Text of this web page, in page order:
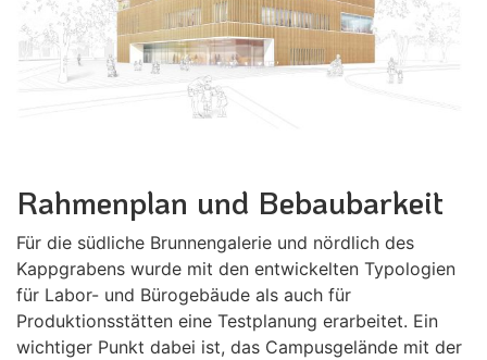
Rahmenplan und Bebaubarkeit
Für die südliche Brunnengalerie und nördlich des
Kappgrabens wurde mit den entwickelten Typologien
für Labor- und Bürogebäude als auch für
Produktionsstätten eine Testplanung erarbeitet. Ein
wichtiger Punkt dabei ist, das Campusgelände mit der